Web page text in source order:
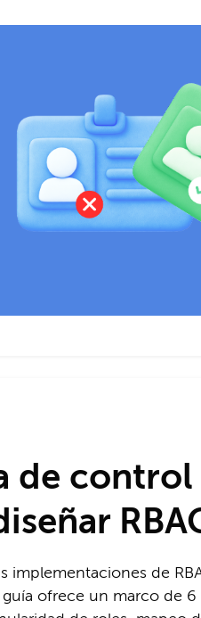
de control
implementaciones de
ofrece un marco de 6